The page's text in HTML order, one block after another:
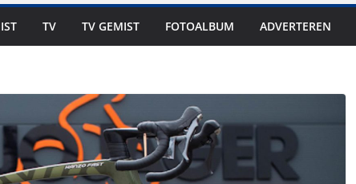
“Dit is altijd een
TV TV GEMIST FOTOALBUM ADVERTEREN